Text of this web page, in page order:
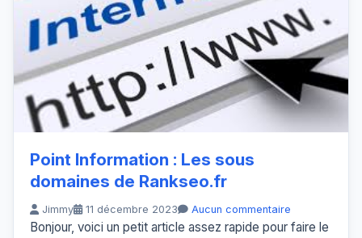
Point Information : Les sous
domaines de Rankseo.fr
Jimmy 11 décembre 2023 Aucun commentaire
Bonjour, voici un petit article assez rapide pour faire le